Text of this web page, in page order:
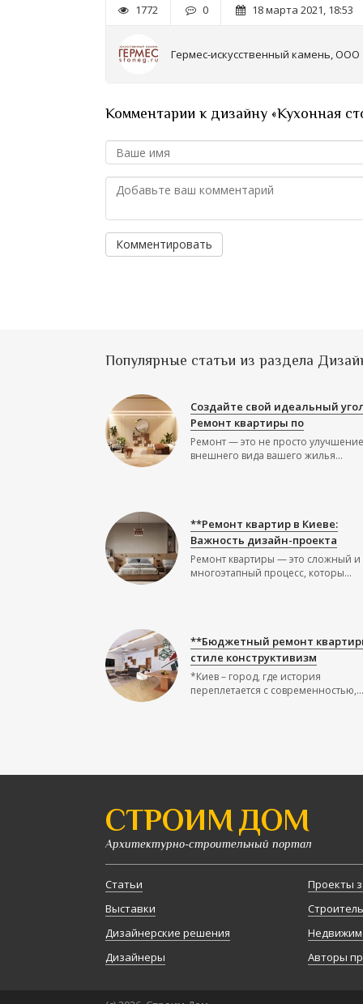
1772 0 18 марта 2021, 18:53
Гермес-искусственный камень, ООО
Комментарии к дизайну «Кухонная
Комментировать
Популярные статьи из раздела
Создайте свой идеальный
Ремонт квартиры по
Ремонт — это не просто улучшение
внешнего вида вашего жилья...
**Ремонт квартир в Киеве:
Важность дизайн-проекта
Ремонт квартиры — это сложный и
многоэтапный процесс, которы...
**Бюджетный ремонт
стиле конструктивизм
*Киев – город, где история
переплетается с современностью,...
СТРОИМ ДОМ
Архитектурно-строительный портал
Статьи
Выставки
Дизайнерские решения
Дизайнеры
Проекты
Авторы